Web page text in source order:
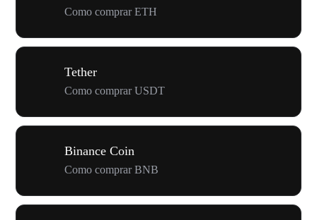
Como comprar ETH
Tether
Como comprar USDT
Binance Coin
Como comprar BNB